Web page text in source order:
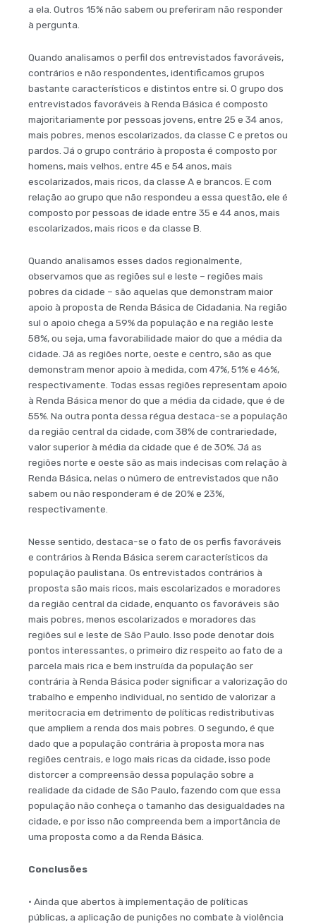
a ela. Outros 15% não sabem ou preferiram não responder
à pergunta.
Quando analisamos o perfil dos entrevistados favoráveis,
contrários e não respondentes, identificamos grupos
bastante característicos e distintos entre si. O grupo dos
entrevistados favoráveis à Renda Básica é composto
majoritariamente por pessoas jovens, entre 25 e 34 anos,
mais pobres, menos escolarizados, da classe C e pretos ou
pardos. Já o grupo contrário à proposta é composto por
homens, mais velhos, entre 45 e 54 anos, mais
escolarizados, mais ricos, da classe A e brancos. E com
relação ao grupo que não respondeu a essa questão, ele é
composto por pessoas de idade entre 35 e 44 anos, mais
escolarizados, mais ricos e da classe B.
Quando analisamos esses dados regionalmente,
observamos que as regiões sul e leste – regiões mais
pobres da cidade – são aquelas que demonstram maior
apoio à proposta de Renda Básica de Cidadania. Na região
sul o apoio chega a 59% da população e na região leste
58%, ou seja, uma favorabilidade maior do que a média da
cidade. Já as regiões norte, oeste e centro, são as que
demonstram menor apoio à medida, com 47%, 51% e 46%,
respectivamente. Todas essas regiões representam apoio
à Renda Básica menor do que a média da cidade, que é de
55%. Na outra ponta dessa régua destaca-se a população
da região central da cidade, com 38% de contrariedade,
valor superior à média da cidade que é de 30%. Já as
regiões norte e oeste são as mais indecisas com relação à
Renda Básica, nelas o número de entrevistados que não
sabem ou não responderam é de 20% e 23%,
respectivamente.
Nesse sentido, destaca-se o fato de os perfis favoráveis
e contrários à Renda Básica serem característicos da
população paulistana. Os entrevistados contrários à
proposta são mais ricos, mais escolarizados e moradores
da região central da cidade, enquanto os favoráveis são
mais pobres, menos escolarizados e moradores das
regiões sul e leste de São Paulo. Isso pode denotar dois
pontos interessantes, o primeiro diz respeito ao fato de a
parcela mais rica e bem instruída da população ser
contrária à Renda Básica poder significar a valorização do
trabalho e empenho individual, no sentido de valorizar a
meritocracia em detrimento de políticas redistributivas
que ampliem a renda dos mais pobres. O segundo, é que
dado que a população contrária à proposta mora nas
regiões centrais, e logo mais ricas da cidade, isso pode
distorcer a compreensão dessa população sobre a
realidade da cidade de São Paulo, fazendo com que essa
população não conheça o tamanho das desigualdades na
cidade, e por isso não compreenda bem a importância de
uma proposta como a da Renda Básica.
Conclusões
• Ainda que abertos à implementação de políticas
públicas, a aplicação de punições no combate à violência